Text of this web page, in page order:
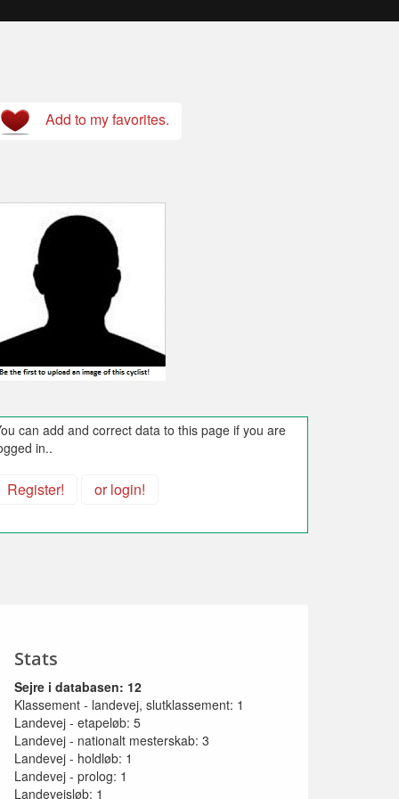
Add to my favorites.
can add and correct data to this page if you are
in..
Register! or login!
Stats
Sejre i databasen: 12
Klassement - landevej, slutklassement: 1
Landevej - etapeløb: 5
Landevej - nationalt mesterskab: 3
Landevej - holdløb: 1
Landevej - prolog: 1
Landevejsløb: 1